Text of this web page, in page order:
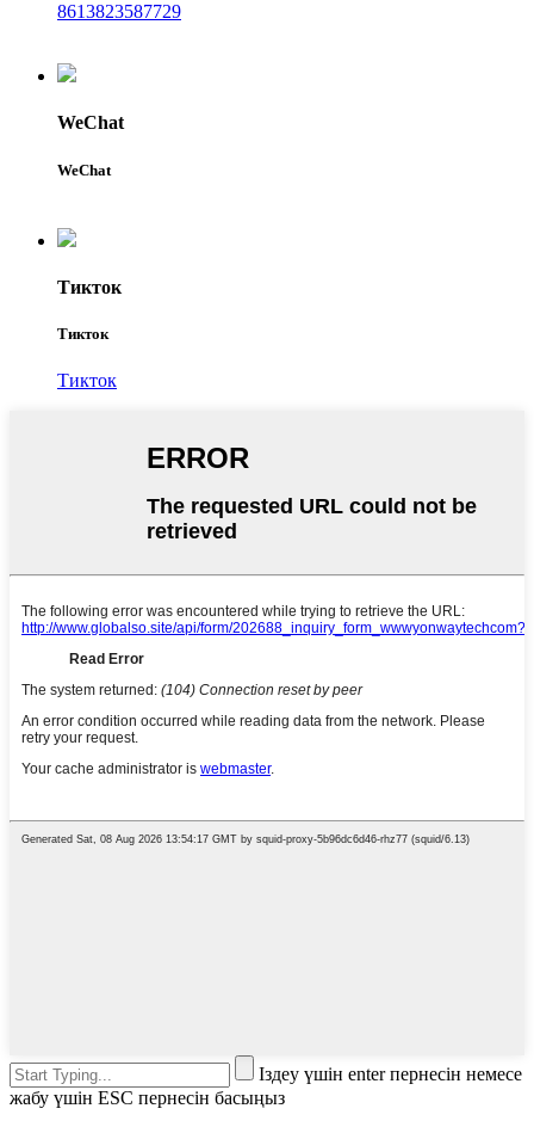
8613823587729
WeChat
WeChat
Тикток
Тикток
Тикток
Іздеу үшін enter пернесін немесе
жабу үшін ESC пернесін басыңыз